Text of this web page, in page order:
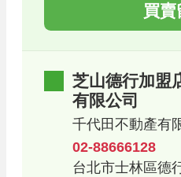
買賣
芝山德行加盟
有限公司
千代田不動產有
02-88666128
台北市士林區德